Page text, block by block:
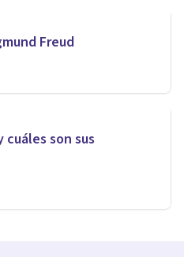
Freud
son sus